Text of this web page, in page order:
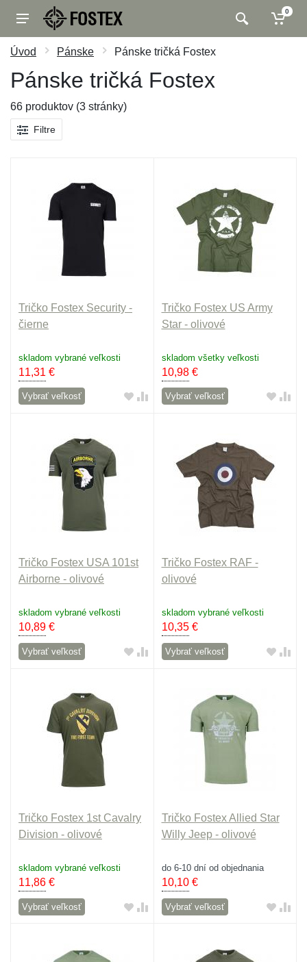
0
Úvod Pánske Pánske tričká Fostex
Pánske tričká Fostex
66 produktov (3 stránky)
Filtre
Tričko Fostex Security -
čierne
skladom vybrané veľkosti
11,31 €
Vybrať veľkosť
Tričko Fostex US Army
Star - olivové
skladom všetky veľkosti
10,98€
Vybrať veľkosť
Tričko Fostex USA 101st
Airborne - olivové
skladom vybrané veľkosti
10,89 €
Vybrať veľkosť
Tričko Fostex RAF -
olivové
skladom vybrané veľkosti
10,35€
Vybrať veľkosť
Tričko Fostex 1st Cavalry
Division - olivové
skladom vybrané veľkosti
11,86 €
Vybrať veľkosť
Tričko Fostex Allied Star
Willy Jeep - olivové
do 6-10 dní od objednania
10,10€
Vybrať veľkosť